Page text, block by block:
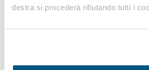
destra si procederà rifiutando tutti i